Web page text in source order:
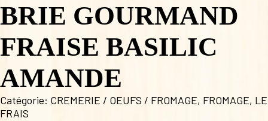
BRIE GOURMAND
FRAISE BASILIC
AMANDE
Catégorie: CREMERIE / OEUFS / FROMAGE, FROMAGE, LE
FRAIS